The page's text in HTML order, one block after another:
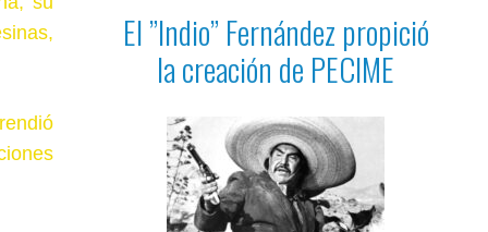
El ”Indio” Fernández propició
la creación de PECIME